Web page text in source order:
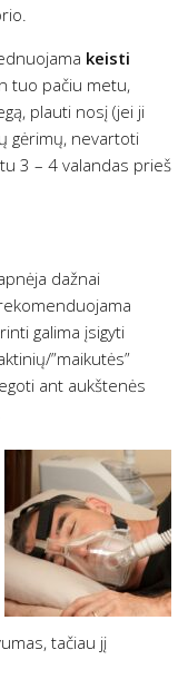
keisti
tuo pačiu metu,
plauti nosį (jei ji
gėrimų, nevartoti
3 – 4 valandas prieš
dažnai
galima įsigyti
”maikutės”
ant aukštenės
tačiau jį